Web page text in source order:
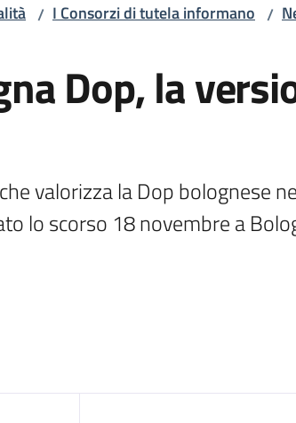
/ I Consorzi di tutela informano /
Dop, la
valorizza la Dop bolognese
lo scorso 18 novembre a